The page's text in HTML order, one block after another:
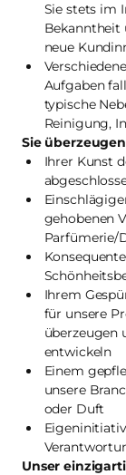
Sie stets im
Bekanntheit
neue
Aufgaben
typische
Reinigung,
Sie
Ihrer Kunst
gehobenen
Parfümerie/
Ihrem
für unsere
überzeugen
entwickeln
Einem
unsere
oder Duft
Unser